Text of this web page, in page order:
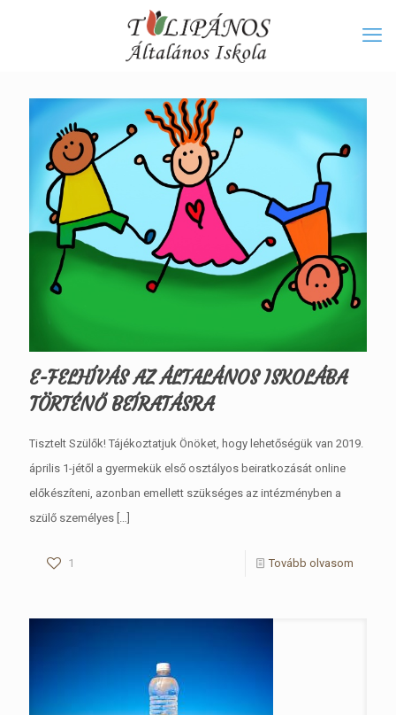
E-FELHÍVÁS AZ ÁLTALÁNOS ISKOLÁBA
TÖRTÉNŐ BEÍRATÁSRA
Tisztelt Szülők! Tájékoztatjuk Önöket, hogy lehetőségük van 2019.
április 1-jétől a gyermekük első osztályos beiratkozását online
előkészíteni, azonban emellett szükséges az intézményben a
szülő személyes […]
1 Tovább olvasom